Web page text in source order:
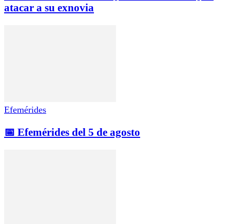
atacar a su exnovia
Efemérides
📅 Efemérides del 5 de agosto